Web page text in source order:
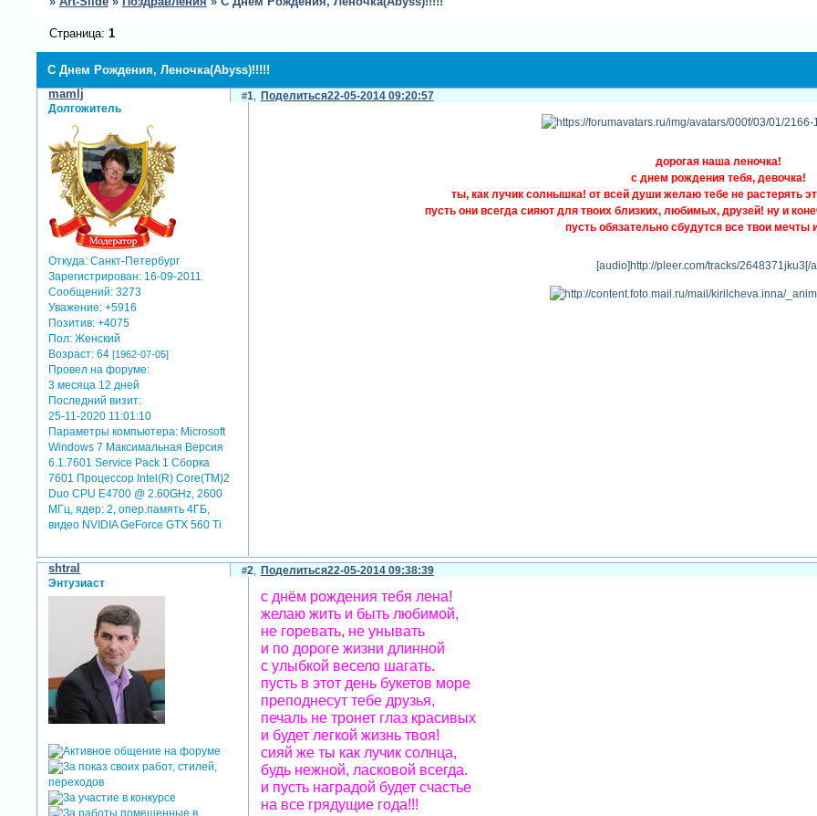
С Днем Рождения, Леночка(Abyss)!!!!!
Страница: 1
Поделиться
1 22-05-2014 09:20:57
mamlj
Долгожитель
Откуда: Санкт-Петербург
Зарегистрирован: 16-09-2011
Сообщений: 3273
Уважение: +5916
Позитив: +4075
Пол: Женский
Возраст: 64[1962-07-05]
Провел на форуме:
3 месяца 12 дней
Последний визит:
25-11-2020 11:01:10
Параметры компьютера: Microsoft
Windows 7 Максимальная Версия
6.1.7601 Service Pack 1 Сборка
7601 Процессор Intel(R) Core(TM)2
Duo CPU E4700 @ 2.60GHz, 2600
МГц, ядер: 2, опер.память 4ГБ,
видео NVIDIA GeForce GTX 560 Ti
дорогая наша леночка!
с днем рождения тебя, девочка!
ты, как лучик солнышка! от всей души желаю тебе не растерять
пусть они всегда сияют для твоих близких, любимых, друзей! ну и
пусть обязательно сбудутся все твои мечты
[audio]http://pleer.com/tracks/2648371jku3[/
Поделиться
2 22-05-2014 09:38:39
shtral
Энтузиаст
с днём рождения тебя лена!
желаю жить и быть любимой,
не горевать, не унывать
и по дороге жизни длинной
с улыбкой весело шагать.
пусть в этот день букетов море
преподнесут тебе друзья,
печаль не тронет глаз красивых
и будет легкой жизнь твоя!
сияй же ты как лучик солнца,
будь нежной, ласковой всегда.
и пусть наградой будет счастье
на все грядущие года!!!